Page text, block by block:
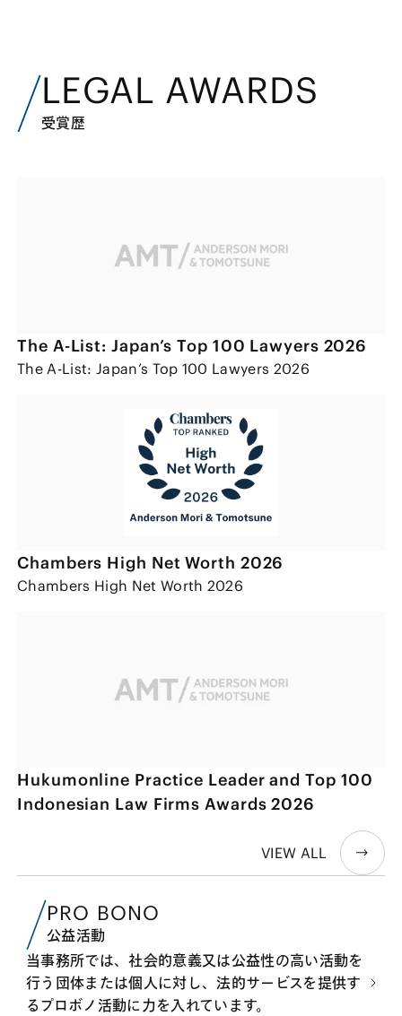
LEGAL AWARDS
受賞歴
The A-List: Japan’s Top 100 Lawyers 2026
The A-List: Japan’s Top 100 Lawyers 2026
Chambers High Net Worth 2026
Chambers High Net Worth 2026
Hukumonline Practice Leader and Top 100
Indonesian Law Firms Awards 2026
VIEW ALL
PRO BONO
公益活動
当事務所では、社会的意義又は公益性の高い活動を
行う団体または個人に対し、法的サービスを提供す
るプロボノ活動に力を入れています。